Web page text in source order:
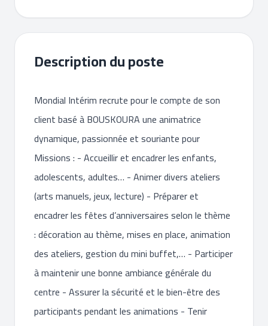
Description du poste
Mondial Intérim recrute pour le compte de son
client basé à BOUSKOURA une animatrice
dynamique, passionnée et souriante pour
Missions : - Accueillir et encadrer les enfants,
adolescents, adultes… - Animer divers ateliers
(arts manuels, jeux, lecture) - Préparer et
encadrer les fêtes d’anniversaires selon le thème
: décoration au thème, mises en place, animation
des ateliers, gestion du mini buffet,… - Participer
à maintenir une bonne ambiance générale du
centre - Assurer la sécurité et le bien-être des
participants pendant les animations - Tenir